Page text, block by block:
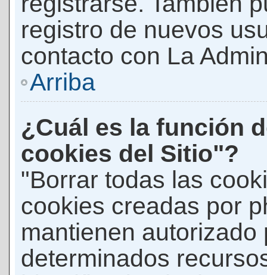
registro de nuevos
contacto con La
Arriba
¿Cuál es la función
cookies del Sitio"?
"Borrar todas las
cookies creadas por
mantienen autorizado
determinados